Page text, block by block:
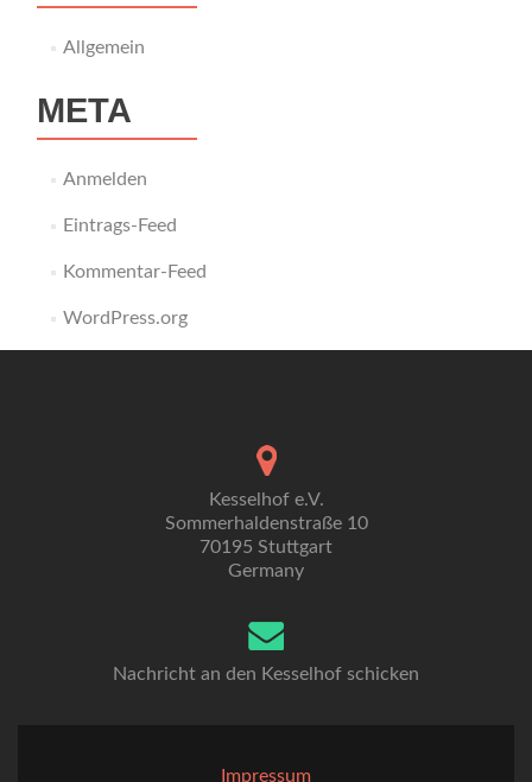
Allgemein
META
Anmelden
Eintrags-Feed
Kommentar-Feed
WordPress.org
Kesselhof e.V.
Sommerhaldenstraße 10
70195 Stuttgart
Germany
Nachricht an den Kesselhof schicken
Impressum